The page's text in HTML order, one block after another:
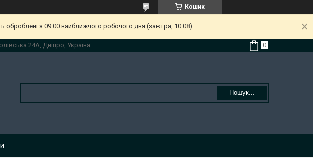
Кошик
оброблені з 09:00 найближчого робочого дня (завтра, 10.08).
24А, Дніпро, Україна
Пошук...